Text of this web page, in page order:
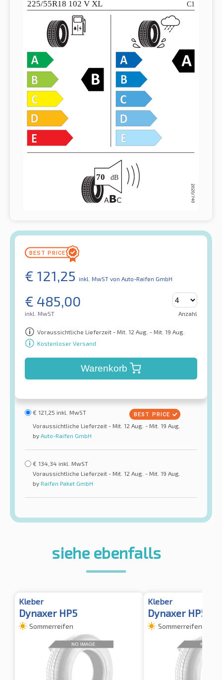
€ 121,25 inkl. MwST von Auto-Raifen GmbH
€ 485,00
inkl. MwST Anzahl
Voraussichtliche Lieferzeit - Mit. 12 Aug. - Mit. 19 Aug.
Kostenloser Versand
Warenkorb
€ 121,25 inkl. MwST
Voraussichtliche Lieferzeit - Mit. 12 Aug. - Mit. 19 Aug.
by Auto-Raifen GmbH
€ 134,34 inkl. MwST
Voraussichtliche Lieferzeit - Mit. 12 Aug. - Mit. 19 Aug.
by Raifen Paket GmbH
siehe ebenfalls
Kleber
Dynaxer HP5
Sommerreifen
Kleber
Dynaxer HP5 XL
Sommerreifen